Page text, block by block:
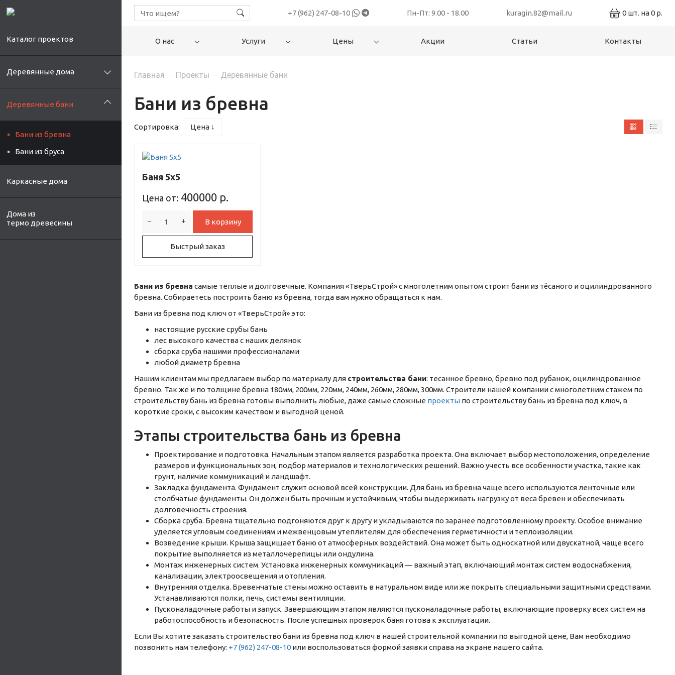
Каталог проектов
Деревянные дома
Деревянные бани
Бани из бревна
Бани из бруса
Каркасные дома
Дома из
термо древесины
+7 (962) 247-08-10 Пн-Пт: 9.00 - 18.00 kuragin.82@mail.ru 0 шт. на0 р.
О нас Услуги Цены Акции Статьи Контакты
Главная Проекты Деревянные бани
Бани из бревна
Сортировка: Цена ↓
Баня 5х5
Цена от: 400000 р.
В корзину
Быстрый заказ
Бани из бревна самые теплые и долговечные. Компания «ТверьСтрой» с многолетним опытом строит бани из тёсаного и оцилиндрованного
бревна. Собираетесь построить баню из бревна, тогда вам нужно обращаться к нам.
Бани из бревна под ключ от «ТверьСтрой» это:
настоящие русские срубы бань
лес высокого качества с наших делянок
сборка сруба нашими профессионалами
любой диаметр бревна
Нашим клиентам мы предлагаем выбор по материалу для строительства бани: тесанное бревно, бревно под рубанок, оцилиндрованное
бревно. Так же и по толщине бревна 180мм, 200мм, 220мм, 240мм, 260мм, 280мм, 300мм. Строители нашей компании с многолетним стажем по
строительству бань из бревна готовы выполнить любые, даже самые сложные проектыпо строительству бань из бревна под ключ, в
короткие сроки, с высоким качеством и выгодной ценой.
Этапы строительства бань из бревна
Проектирование и подготовка. Начальным этапом является разработка проекта. Она включает выбор местоположения, определение
размеров и функциональных зон, подбор материалов и технологических решений. Важно учесть все особенности участка, такие как
грунт, наличие коммуникаций и ландшафт.
Закладка фундамента. Фундамент служит основой всей конструкции. Для бань из бревна чаще всего используются ленточные или
столбчатые фундаменты. Он должен быть прочным и устойчивым, чтобы выдерживать нагрузку от веса бревен и обеспечивать
долговечность строения.
Сборка сруба. Бревна тщательно подгоняются друг к другу и укладываются по заранее подготовленному проекту. Особое внимание
уделяется угловым соединениям и межвенцовым утеплителям для обеспечения герметичности и теплоизоляции.
Возведение крыши. Крыша защищает баню от атмосферных воздействий. Она может быть односкатной или двускатной, чаще всего
покрытие выполняется из металлочерепицы или ондулина.
Монтаж инженерных систем. Установка инженерных коммуникаций — важный этап, включающий монтаж систем водоснабжения,
канализации, электроосвещения и отопления.
Внутренняя отделка. Бревенчатые стены можно оставить в натуральном виде или же покрыть специальными защитными средствами.
Устанавливаются полки, печь, системы вентиляции.
Пусконаладочные работы и запуск. Завершающим этапом являются пусконаладочные работы, включающие проверку всех систем на
работоспособность и безопасность. После успешных проверок баня готова к эксплуатации.
Если Вы хотите заказать строительство бани из бревна под ключ в нашей строительной компании по выгодной цене, Вам необходимо
позвонить нам телефону: +7 (962) 247-08-10или воспользоваться формой заявки справа на экране нашего сайта.